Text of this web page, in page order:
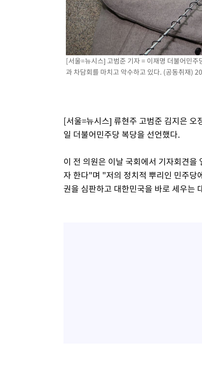
남자 농구, 나고야 아시안게임서 '홈팀' 일본과 한일전
여수 오동도 해상서 모터보트 전복…1명 사망·1명 실종
극한폭염 한풀 꺾이지만…'낮 최고 35도' 무더위, 열대
축구협회 "압수수색·성접대 논란 사과…쇄신의 기회로
[속보]'압수수색·성접대 논란' 축구협회 "실망과 걱정
'최고 37도' 폭염 지속…강원동해안 최대 150㎜ 비
[서울=뉴시스] 고범준 기자 = 이재명 더불어민
과 차담회를 마치고 악수하고 있다. (공동취재)
[서울=뉴시스] 류현주 고범준 김지은 오
일 더불어민주당 복당을 선언했다.
이 전 의원은 이날 국회에서 기자회견
자 한다"며 "저의 정치적 뿌리인 민주당
권을 심판하고 대한민국을 바로 세우는